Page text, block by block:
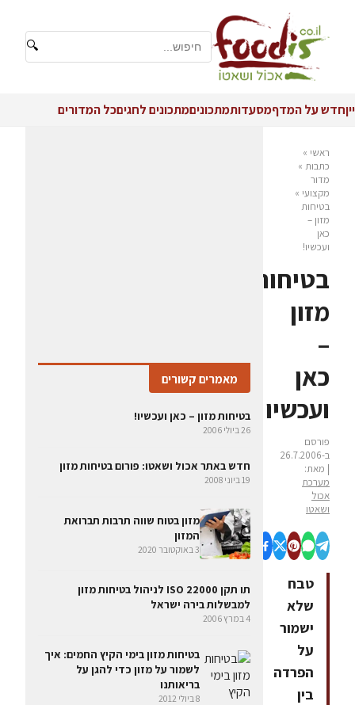
🔍
ייןחדש על המדףמסעדותמתכוניםמתכונים לחגיםכל המדורים
ראשי »
כתבות »
מדור
מקצועי »
בטיחות
מזון –
כאן
ועכשיו!
בטיחות
מזון
–
כאן
ועכשיו!
פורסם
ב-26.7.2006
| מאת:
מערכת
אכול
ושאטו
טבח
שלא
ישמור
על
הפרדה
בין
מאמרים קשורים
בטיחות מזון – כאן ועכשיו!
26 ביולי 2006
חדש באתר אכול ושאטו: פורום בטיחות מזון
19 ביוני 2008
מזון בטוח שווה תרבות תברואת
המזון
3 באוקטובר 2020
תו תקן 22000 ISO לניהול בטיחות מזון
למבשלות בירה ישראל
4 במרץ 2006
בטיחות מזון בימי הקיץ החמים: איך
לשמור על מזון כדי להגן על
בריאותנו
8 ביולי 2012